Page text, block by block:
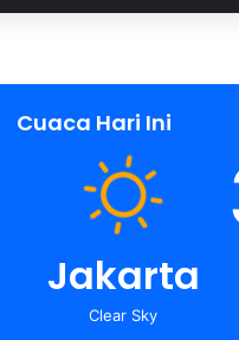
Cuaca Hari Ini
Jakarta
Clear Sky